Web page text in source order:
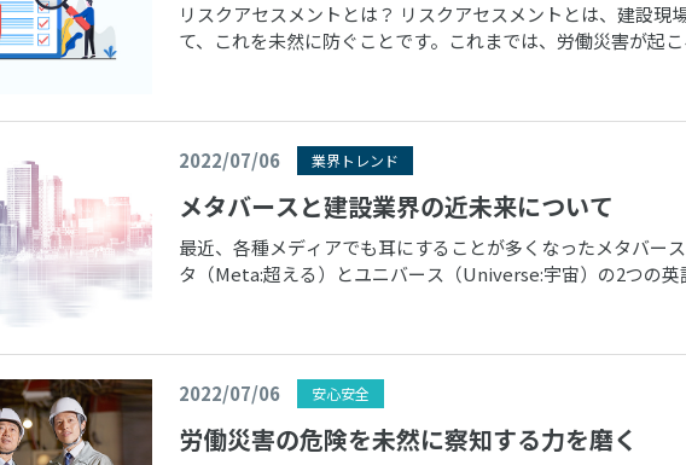
リスクアセスメントとは？ リスクアセスメントとは、建設現
て、これを未然に防ぐことです。これまでは、労働災害が起
2022/07/06 業界トレンド
メタバースと建設業界の近未来について
最近、各種メディアでも耳にすることが多くなったメタバー
タ（Meta:超える）とユニバース（Universe:宇宙）の2つの
2022/07/06 安心安全
労働災害の危険を未然に察知する力を磨く